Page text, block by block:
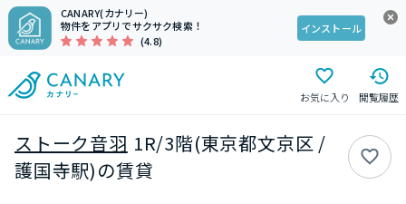
CANARY(カナリー)
物件をアプリでサクサク検索！
(4.8)
インストール
お気に入り 閲覧履歴
ストーク音羽 1R/3階(東京都文京区 /
護国寺駅)の賃貸